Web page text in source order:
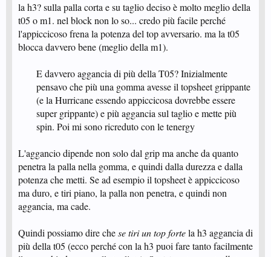
la h3? sulla palla corta e su taglio deciso è molto meglio della
t05 o m1. nel block non lo so... credo più facile perché
l'appiccicoso frena la potenza del top avversario. ma la t05
blocca davvero bene (meglio della m1).
E davvero aggancia di più della T05? Inizialmente
pensavo che più una gomma avesse il topsheet grippante
(e la Hurricane essendo appiccicosa dovrebbe essere
super grippante) e più aggancia sul taglio e mette più
spin. Poi mi sono ricreduto con le tenergy​
L'aggancio dipende non solo dal grip ma anche da quanto
penetra la palla nella gomma, e quindi dalla durezza e dalla
potenza che metti. Se ad esempio il topsheet è appiccicoso
ma duro, e tiri piano, la palla non penetra, e quindi non
aggancia, ma cade.
Quindi possiamo dire chese tiri un top fortela h3 aggancia di
più della t05 (ecco perché con la h3 puoi fare tanto facilmente